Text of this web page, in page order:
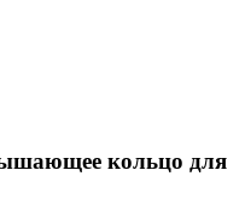
кольцо для